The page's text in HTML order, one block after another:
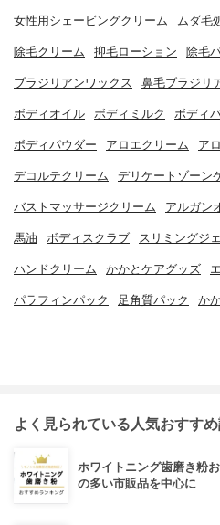
女性用シェービングクリーム ムダ毛
除毛クリーム 抑毛ローション 除毛
ブラジリアンワックス 鼻毛ブラジリ
ボディオイル ボディミルク ボディ
ボディパウダー アロエクリーム ア
デコルテクリーム デリケートゾーン
バストマッサージクリーム アルガン
馬油 ボディスクラブ スリミングジ
ハンドクリーム かかとケアグッズ
パラフィンパック 足角質パック か
よく見られている人気おすす
ホワイトニング歯磨き粉
の多い市販品を中心に